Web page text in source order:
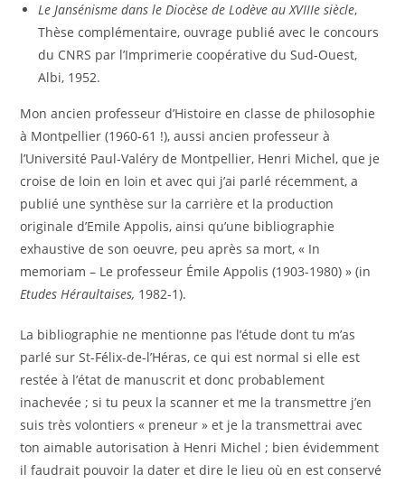
Le Jansénisme dans le Diocèse de Lodève au XVIIIe siècle,
Thèse complémentaire, ouvrage publié avec le concours
du CNRS par l’Imprimerie coopérative du Sud-Ouest,
Albi, 1952.
Mon ancien professeur d’Histoire en classe de philosophie
à Montpellier (1960-61 !), aussi ancien professeur à
l’Université Paul-Valéry de Montpellier, Henri Michel, que je
croise de loin en loin et avec qui j’ai parlé récemment, a
publié une synthèse sur la carrière et la production
originale d’Emile Appolis, ainsi qu’une bibliographie
exhaustive de son oeuvre, peu après sa mort, « In
memoriam – Le professeur Émile Appolis (1903-1980) » (in
Etudes Héraultaises, 1982-1).
La bibliographie ne mentionne pas l’étude dont tu m’as
parlé sur St-Félix-de-l’Héras, ce qui est normal si elle est
restée à l’état de manuscrit et donc probablement
inachevée ; si tu peux la scanner et me la transmettre j’en
suis très volontiers « preneur » et je la transmettrai avec
ton aimable autorisation à Henri Michel ; bien évidemment
il faudrait pouvoir la dater et dire le lieu où en est conservé